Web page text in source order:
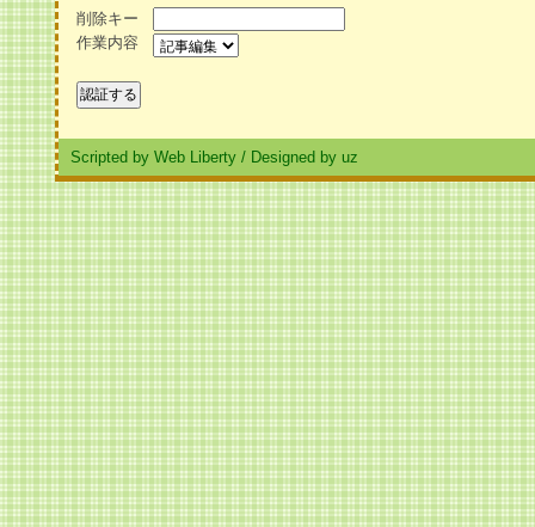
削除キー
作業内容
Scripted by Web Liberty / Designed by uz